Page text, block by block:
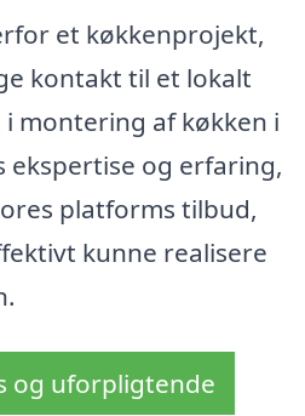
et køkkenprojekt,
kontakt til et lokalt
montering af køkken i
og erfaring,
platforms tilbud,
kunne realisere
og uforpligtende